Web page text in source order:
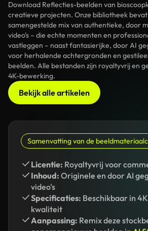
Download Reflecties-beelden van
creatieve projecten. Onze bibliotheek
samengestelde mix van authentieke, door
video's – die echte momenten en
vastleggen – naast fantasierijke, door AI
voor herhalende achtergronden en
beelden. Alle bestanden zijn royaltyvrij en
4K-bewerking.
Bekijk alle artikelen
Samenvatting van de
Licentie: Royaltyvrij voor
Inhoud: Originele en door AI
video's
Specificaties: Beschikbaar in
kwaliteit
Aanpassing: Remix deze